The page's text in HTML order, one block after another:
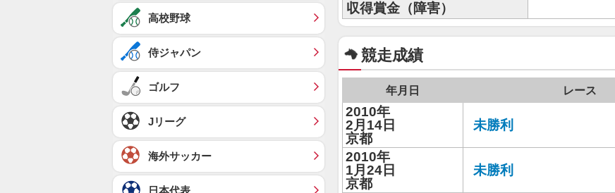
収得賞金（障害）
競走成績
年月日 レース
2010年
2月14日
京都
未勝利
2010年
1月24日
京都
未勝利
高校野球
侍ジャパン
ゴルフ
Jリーグ
海外サッカー
日本代表